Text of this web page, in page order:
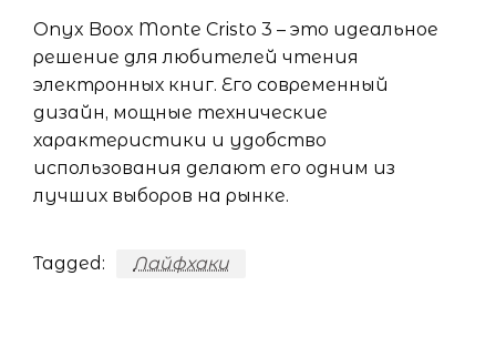
Onyx Boox Monte Cristo 3 – это идеальное
решение для любителей чтения
электронных книг. Его современный
дизайн, мощные технические
характеристики и удобство
использования делают его одним из
лучших выборов на рынке.
Tagged: Лайфхаки